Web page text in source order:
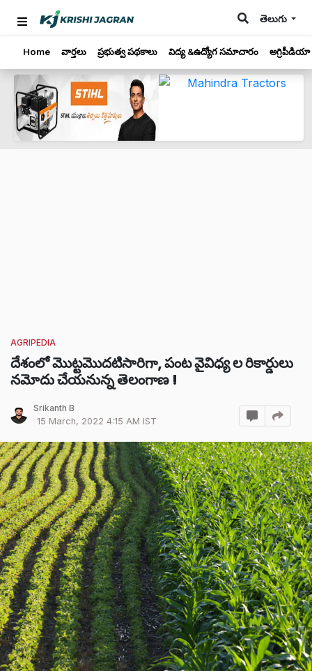
తెలుగు
Home వార్తలు ప్రభుత్వ పథకాలు విద్య &ఉద్యోగ సమాచారం అగ్రిపీడియా
AGRIPEDIA
దేశంలో మొట్టమొదటిసారిగా, పంట వైవిధ్య ల రికార్డులు
నమోదు చేయనున్న తెలంగాణ !
Srikanth B
15 March, 2022 4:15 AM IST